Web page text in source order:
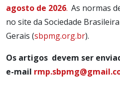
agosto de 2026. As normas
no site da Sociedade
Gerais (sbpmg.org.br).
Os artigos devem ser
e-mail